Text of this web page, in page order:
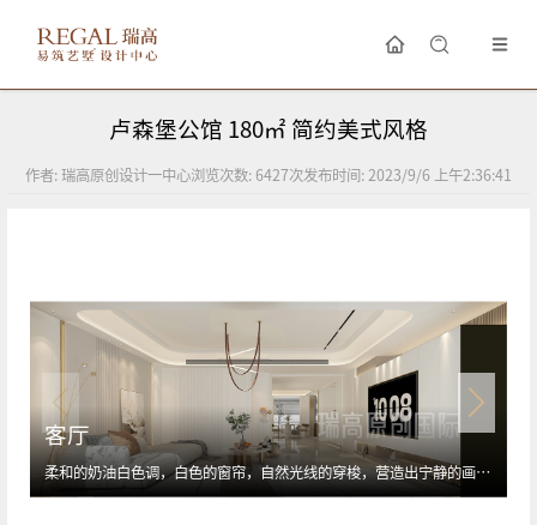
卢森堡公馆 180㎡ 简约美式风格
作者: 瑞高原创设计一中心浏览次数: 6427次发布时间: 2023/9/6 上午2:36:41
客厅
柔和的奶油白色调，白色的窗帘，自然光线的穿梭，营造出宁静的画面，可以想象坐在窗户旁拿着一本书和一杯热茶！客厅宽敞舒适，艺术美感的地毯，给生活增添了不少乐趣。格栅按比例分割，运用垂直竖纹的魅力，拓展了纵深方向的空间叙事；穿插肌理感图案，糅合拼接形式的错落有致，有高有低，有盛开，也有静默。